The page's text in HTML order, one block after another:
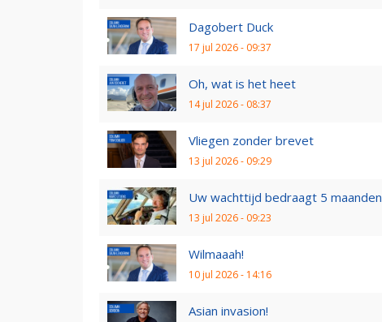
Dagobert Duck
17 jul 2026 - 09:37
Oh, wat is het heet
14 jul 2026 - 08:37
Vliegen zonder brevet
13 jul 2026 - 09:29
Uw wachttijd bedraagt 5 maanden
13 jul 2026 - 09:23
Wilmaaah!
10 jul 2026 - 14:16
Asian invasion!